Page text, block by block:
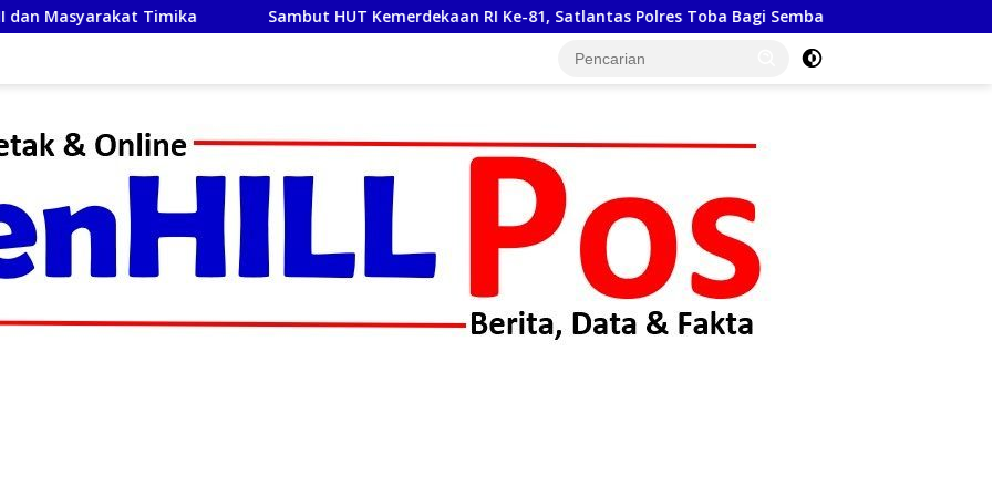
Sambut HUT Kemerdekaan RI Ke-81, Satlantas Polres Toba Bagi Sembako Kepada Warga Kurang Mampu